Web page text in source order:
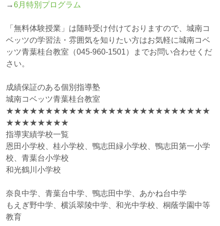
→6月特別プログラム
「無料体験授業」は随時受け付けておりますので、城南コ
ベッツの学習法・雰囲気を知りたい方はお気軽に城南コベ
ッツ青葉桂台教室（045-960-1501）までお問い合わせくだ
さい。
成績保証のある個別指導塾
城南コベッツ青葉桂台教室
★★★★★★★★★★★★★★★★★★★★★★★★★★
★★★★★★★★
指導実績学校一覧
恩田小学校、桂小学校、鴨志田緑小学校、鴨志田第一小学
校、青葉台小学校
和光鶴川小学校
奈良中学、青葉台中学、鴨志田中学、あかね台中学
もえぎ野中学、横浜翠陵中学、和光中学校、桐蔭学園中等
教育